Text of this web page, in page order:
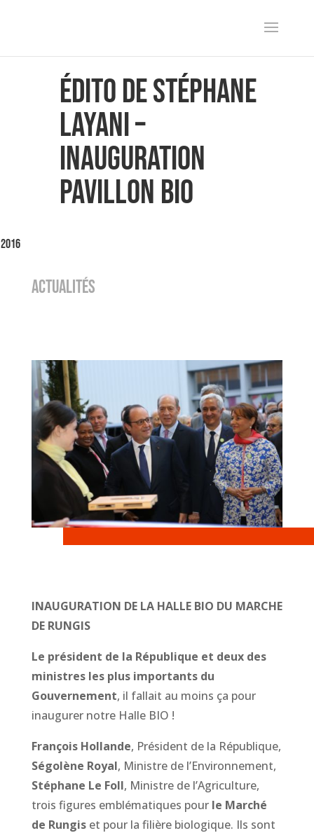
Édito de Stéphane
Layani –
Inauguration
pavillon Bio
ACTUALITÉS
INAUGURATION DE LA HALLE BIO DU MARCHE
DE RUNGIS
Le président de la République et deux des
ministres les plus importants du
Gouvernement, il fallait au moins ça pour
inaugurer notre Halle BIO !
François Hollande, Président de la République,
Ségolène Royal, Ministre de l’Environnement,
Stéphane Le Foll, Ministre de l’Agriculture,
trois figures emblématiques pour le Marché
de Rungiset pour la filière biologique. Ils sont